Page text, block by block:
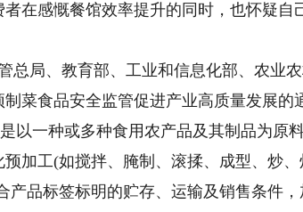
在感慨餐馆效率提升的同时，也怀疑自
局、教育部、工业和信息化部、农业农
菜食品安全监管促进产业高质量发展的
以一种或多种食用农产品及其制品为原
加工(如搅拌、腌制、滚揉、成型、炒、
品标签标明的贮存、运输及销售条件